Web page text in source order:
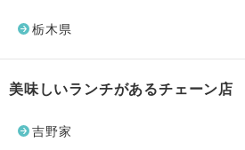
栃木県
美味しいランチがあるチェーン店
吉野家